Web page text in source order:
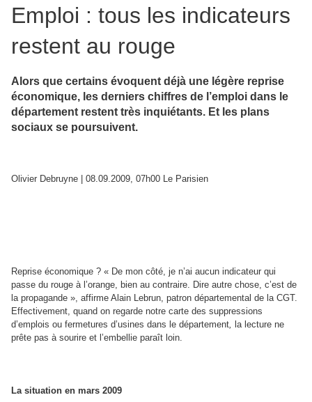
Emploi : tous les indicateurs
restent au rouge
Alors que certains évoquent déjà une légère reprise
économique, les derniers chiffres de l’emploi dans le
département restent très inquiétants. Et les plans
sociaux se poursuivent.
Olivier Debruyne | 08.09.2009, 07h00 Le Parisien
Reprise économique ? « De mon côté, je n’ai aucun indicateur qui
passe du rouge à l’orange, bien au contraire. Dire autre chose, c’est de
la propagande », affirme Alain Lebrun, patron départemental de la CGT.
Effectivement, quand on regarde notre carte des suppressions
d’emplois ou fermetures d’usines dans le département
la lecture ne
prête pas à sourire et l’embellie paraît loin.
La situation en mars 2009